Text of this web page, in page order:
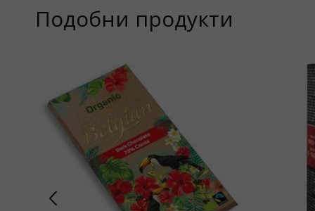
Подобни продукти